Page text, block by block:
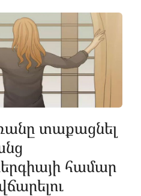
տաքացնել
համար